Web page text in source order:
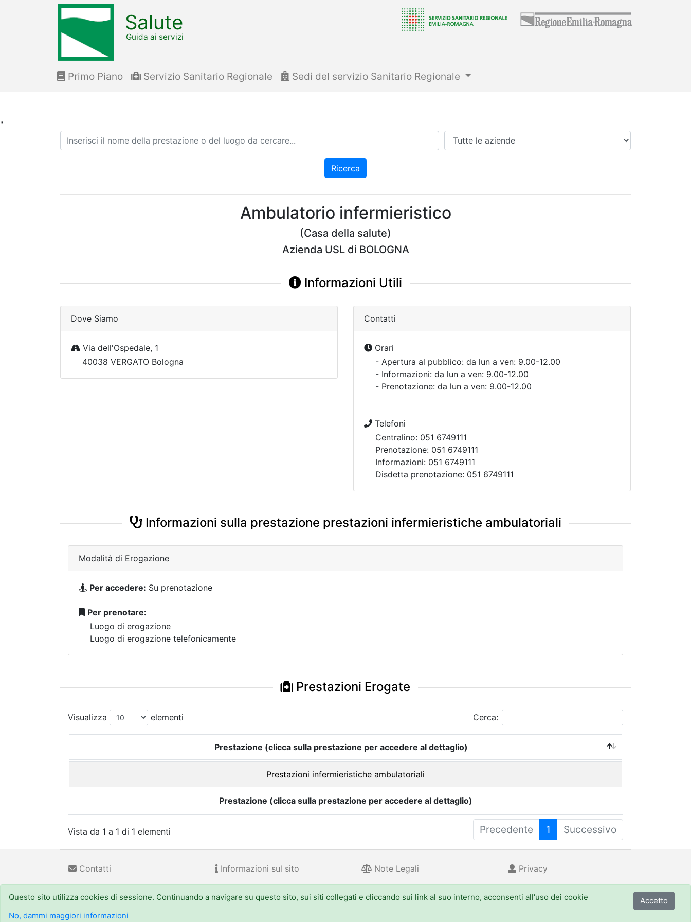
"
Salute
Guida ai servizi
Primo Piano Servizio Sanitario Regionale Sedi del servizio Sanitario Regionale
Ricerca Azienda
Ricerca
Ambulatorio infermieristico
(Casa della salute)
Azienda USL di BOLOGNA
Informazioni Utili
Dove Siamo
Via dell'Ospedale, 1
40038 VERGATO Bologna
Contatti
Orari
- Apertura al pubblico: da lun a ven: 9.00-12.00
- Informazioni: da lun a ven: 9.00-12.00
- Prenotazione: da lun a ven: 9.00-12.00
Telefoni
Centralino: 051 6749111
Prenotazione: 051 6749111
Informazioni: 051 6749111
Disdetta prenotazione: 051 6749111
Informazioni sulla prestazione prestazioni infermieristiche ambulatoriali
Modalità di Erogazione
Per accedere: Su prenotazione
Per prenotare:
Luogo di erogazione
Luogo di erogazione telefonicamente
Prestazioni Erogate
Visualizza elementi Cerca:
Prestazione (clicca sulla prestazione per accedere al dettaglio)
Prestazioni infermieristiche ambulatoriali
Prestazione (clicca sulla prestazione per accedere al dettaglio)
Vista da 1 a 1 di 1 elementi Precedente 1 Successivo
Contatti Informazioni sul sito Note Legali Privacy
Regione Emilia-Romagna(CF 800.625.903.79) - Viale Aldo Moro 52, 40127 Bologna - Centralino: 051.5271
URP - Numero Verde:
Questo sito utilizza cookies di sessione. Continuando a navigare su questo sito, sui siti collegati e cliccando sui link al suo interno, acconsenti all'uso dei cookie
Accetto
No, dammi maggiori informazioni